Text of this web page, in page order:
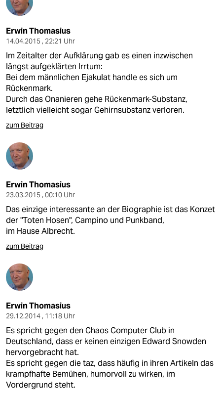
Erwin Thomasius
14.04.2015 , 22:21 Uhr
Im Zeitalter der Aufklärung gab es einen inzwischen
längst aufgeklärten Irrtum:
Bei dem männlichen Ejakulat handle es sich um
Rückenmark.
Durch das Onanieren gehe Rückenmark-Substanz,
letztlich vielleicht sogar Gehirnsubstanz verloren.
zum Beitrag
Erwin Thomasius
23.03.2015 , 00:10 Uhr
Das einzige interessante an der Biographie ist das Konzet
der "Toten Hosen", Campino und Punkband,
im Hause Albrecht.
zum Beitrag
Erwin Thomasius
29.12.2014 , 11:18 Uhr
Es spricht gegen den Chaos Computer Club in
Deutschland, dass er keinen einzigen Edward Snowden
hervorgebracht hat.
Es spricht gegen die taz, dass häufig in ihren Artikeln das
krampfhafte Bemühen, humorvoll zu wirken, im
Vordergrund steht.